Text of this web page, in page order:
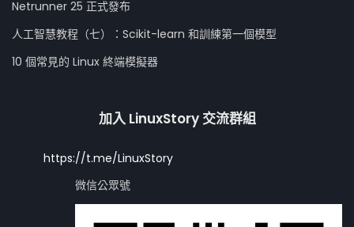
Netrunner 25 正式發布
人工智慧教程（七）：Scikit-learn 和訓練第一個模型
10 個常見的 Linux 終端模擬器
加入 LinuxStory 交流群組
https://t.me/LinuxStory
微信公眾號